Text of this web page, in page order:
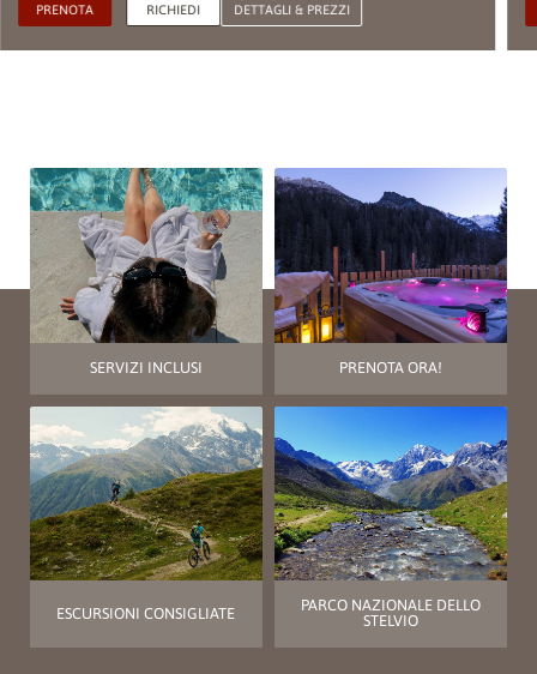
PRENOTA RICHIEDI DETTAGLI & PREZZI
SERVIZI INCLUSI PRENOTA ORA!
ESCURSIONI CONSIGLIATE
PARCO NAZIONALE DELLO
STELVIO